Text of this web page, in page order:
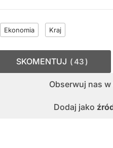
Ekonomia Kraj
Obserwuj nas w
Dodaj jako
SKOMENTUJ 43